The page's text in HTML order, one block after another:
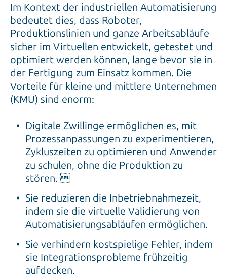
Im Kontext der industriellen Automatisierung
bedeutet dies, dass Roboter,
Produktionslinien und ganze Arbeitsabläufe
sicher im Virtuellen entwickelt, getestet und
optimiert werden können, lange bevor sie in
der Fertigung zum Einsatz kommen. Die
Vorteile für kleine und mittlere Unternehmen
(KMU) sind enorm:
Digitale Zwillinge ermöglichen es, mit
Prozessanpassungen zu experimentieren,
Zykluszeiten zu optimieren und Anwender
zu schulen, ohne die Produktion zu
stören. 
Sie reduzieren die Inbetriebnahmezeit,
indem sie die virtuelle Validierung von
Automatisierungsabläufen ermöglichen.
Sie verhindern kostspielige Fehler, indem
sie Integrationsprobleme frühzeitig
aufdecken.